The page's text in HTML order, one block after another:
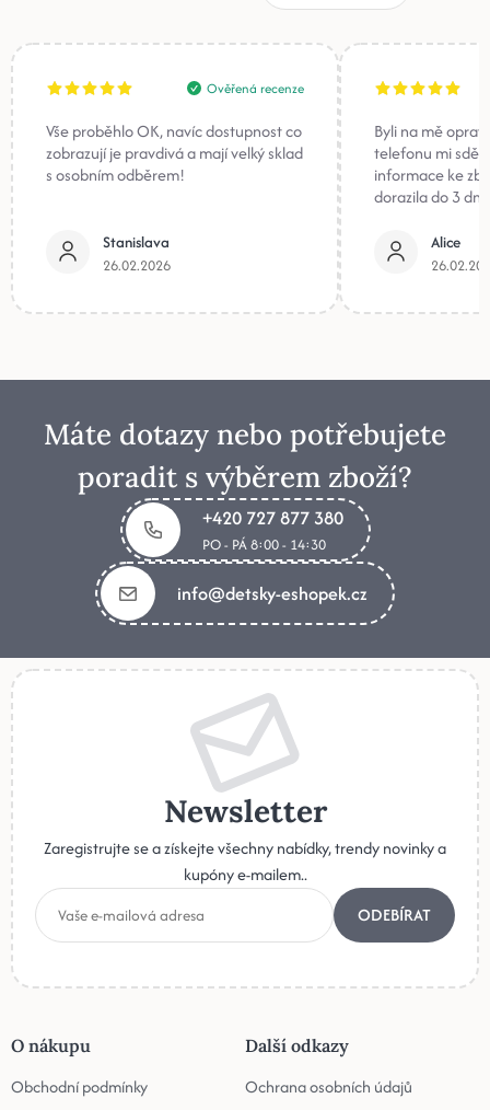
Ověřená recenze
Vše proběhlo OK, navíc dostupnost co
zobrazují je pravdivá a mají velký sklad
s osobním odběrem!
Stanislava
26.02.2026
Byli na mě
telefonu mi
informace ke
dorazila do 3
Alice
Máte dotazy nebo potřebujete
poradit s výběrem zboží?
+420 727 877 380
PO - PÁ 8:00 - 14:30
info@detsky-eshopek.cz
Newsletter
Zaregistrujte se a získejte všechny nabídky, trendy novinky a
kupóny e-mailem..
ODEBÍRAT
O nákupu
Obchodní podmínky
Další odkazy
Ochrana osobních údajů